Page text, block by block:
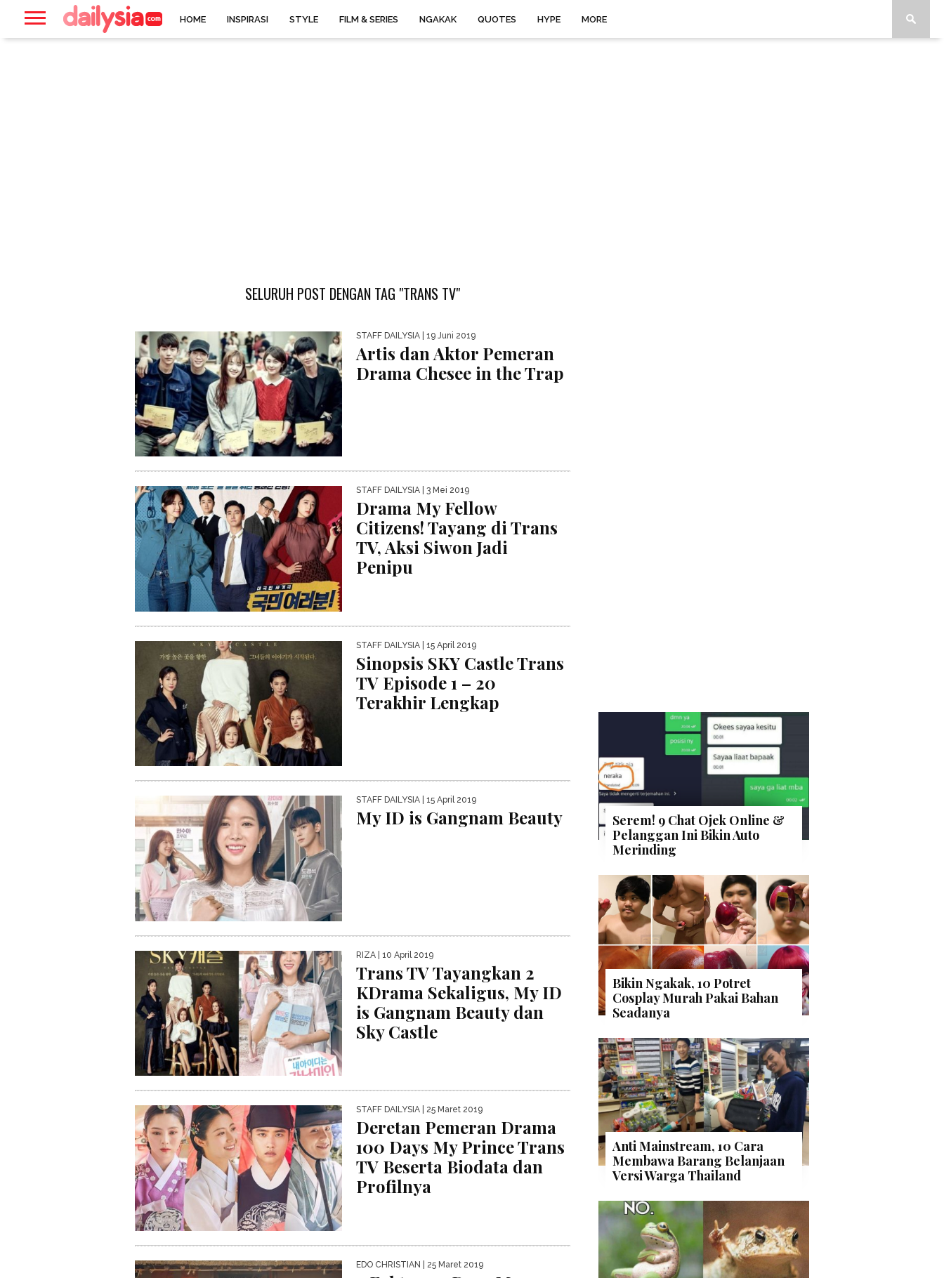
HOME INSPIRASI STYLE FILM & SERIES NGAKAK QUOTES HYPE MORE
SELURUH POST DENGAN TAG "TRANS TV"
STAFF DAILYSIA | 19 Juni 2019
Artis dan Aktor Pemeran
Drama Chesee in the Trap
STAFF DAILYSIA | 3 Mei 2019
Drama My Fellow
Citizens! Tayang di Trans
TV, Aksi Siwon Jadi
Penipu
STAFF DAILYSIA | 15 April 2019
Sinopsis SKY Castle Trans
TV Episode 1 – 20
Terakhir Lengkap
STAFF DAILYSIA | 15 April 2019
My ID is Gangnam Beauty
RIZA | 10 April 2019
Trans TV Tayangkan 2
KDrama Sekaligus, My ID
is Gangnam Beauty dan
Sky Castle
STAFF DAILYSIA | 25 Maret 2019
Deretan Pemeran Drama
100 Days My Prince Trans
TV Beserta Biodata dan
Profilnya
EDO CHRISTIAN | 25 Maret 2019
Serem! 9 Chat Ojek Online &
Pelanggan Ini Bikin Auto
Merinding
Bikin Ngakak, 10 Potret
Cosplay Murah Pakai Bahan
Seadanya
Anti Mainstream, 10 Cara
Membawa Barang Belanjaan
Versi Warga Thailand